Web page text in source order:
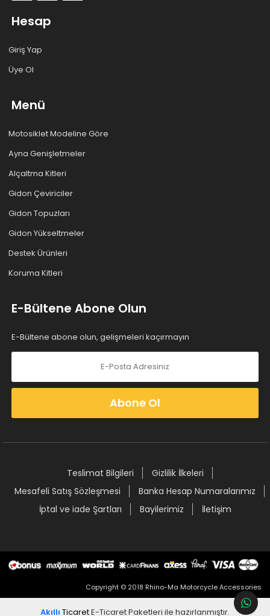
Hesap
Giriş Yap
Üye Ol
Menü
Motosiklet Modeline Göre
Ayna Genişletmeler
Alçaltma Kitleri
Gidon Çeviriciler
Gidon Topuzları
Gidon Yükseltmeler
Destek Ürünleri
Koruma Kitleri
E-Bültene Abone Olun
E-Bültene abone olun, gelişmeleri kaçırmayın
Abone Ol
Teslimat Bilgileri
Gizlilik İlkeleri
Mesafeli Satış Sözleşmesi
Banka Hesap Numaralarımız
İptal ve iade Şartları
Bayilerimiz İletişim
Copyright © 2018 Rhino-Ma Motorcycle Accessories
Akıllı TicaretE-Ticaret Paketleri ile hazırlanmıştır.